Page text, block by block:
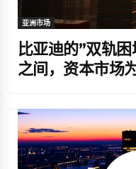
亚洲市场
比亚迪的”双轨
之间，资本市场